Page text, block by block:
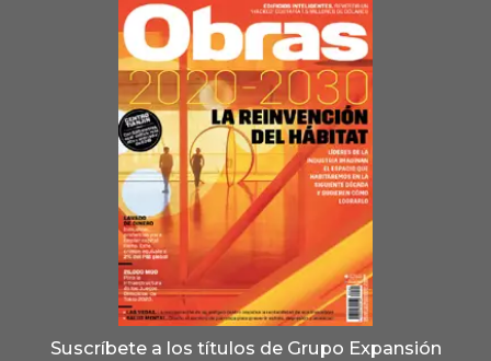
Suscríbete a los títulos de Grupo Expansión